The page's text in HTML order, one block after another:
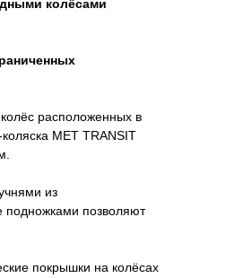
колёсами
расположенных в
МЕТ TRANSIT
из
подножками позволяют
покрышки на колёсах